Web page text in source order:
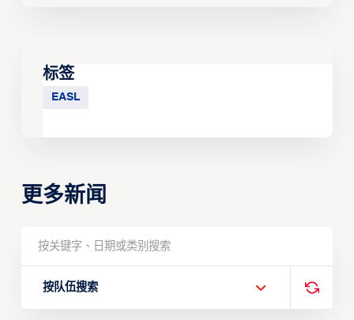
标签
EASL
更多新闻
按队伍搜索